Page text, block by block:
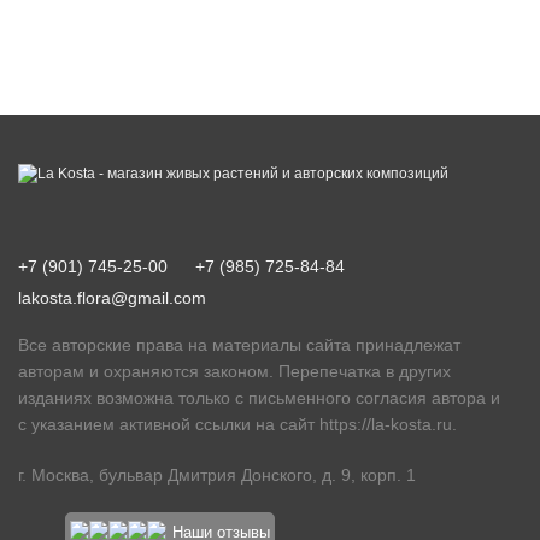
+7 (901) 745-25-00
+7 (985) 725-84-84
lakosta.flora@gmail.com
Все авторские права на материалы сайта принадлежат
авторам и охраняются законом. Перепечатка в других
изданиях возможна только с письменного согласия автора и
с указанием активной ссылки на сайт https://la-kosta.ru
г. Москва, бульвар Дмитрия Донского, д. 9, корп. 1
Наши отзывы